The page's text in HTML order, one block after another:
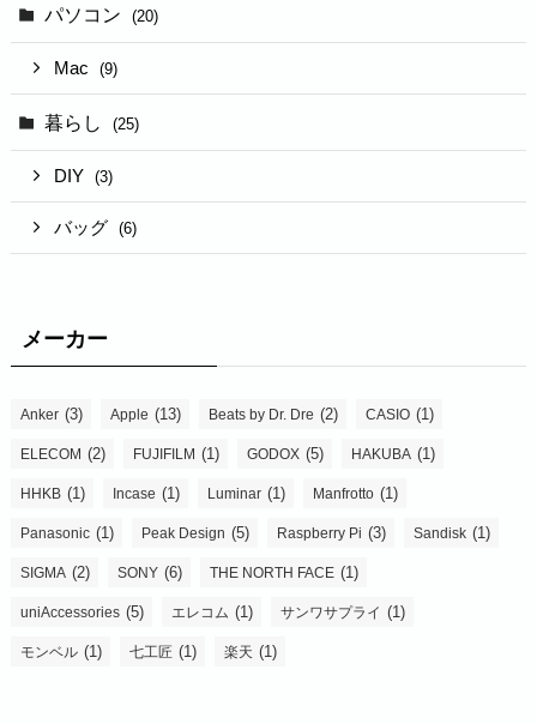
パソコン (20)
Mac (9)
暮らし (25)
DIY (3)
バッグ (6)
メーカー
Anker (3) Apple (13) Beats by Dr. Dre (2) CASIO (1)
ELECOM (2) FUJIFILM (1) GODOX (5) HAKUBA (1)
HHKB (1) Incase (1) Luminar (1) Manfrotto (1)
Panasonic (1) Peak Design (5) Raspberry Pi (3) Sandisk (1)
SIGMA (2) SONY (6) THE NORTH FACE (1)
uniAccessories (5) エレコム (1) サンワサプライ (1)
モンベル (1) 七工匠 (1) 楽天 (1)